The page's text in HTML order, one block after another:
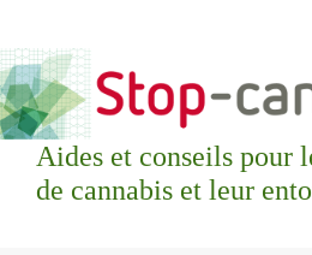
Aides et conseils pour
de cannabis et leur